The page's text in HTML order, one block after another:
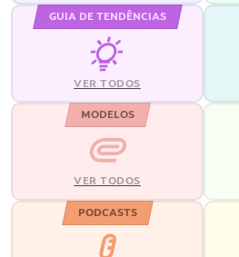
GUIA DE TENDÊNCIAS
VER TODOS
MODELOS
VER TODOS
PODCASTS